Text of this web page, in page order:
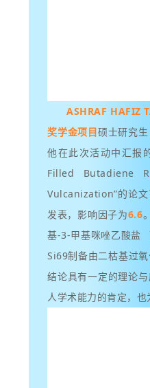
ASHRAF HAFIZ
奖学金项目硕士研究
他在此次活动中汇
Filled Butadiene
Vulcanization”的论文
发表，影响因子为6.6
基-3-甲基咪唑乙酸盐
Si69制备由二枯基过
结论具有一定的理论
人学术能力的肯定，